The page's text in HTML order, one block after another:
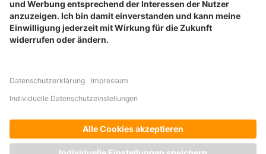
Karten drucken
BELIEBTE PRODUKTKATEGORIEN
Etiketten drucken
Geschenkideen drucken